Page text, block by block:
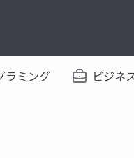
ラミング ビジネ